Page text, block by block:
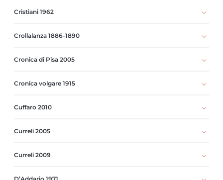
Cristiani 1962
Crollalanza 1886-1890
Cronica di Pisa 2005
Cronica volgare 1915
Cuffaro 2010
Curreli 2005
Curreli 2009